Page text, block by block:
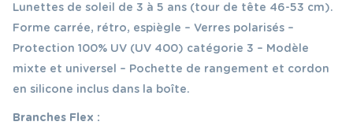
5
ans
Lunettes de soleil de 3 à 5 ans (tour de tête 46-53 cm).
Forme carrée, rétro, espiègle – Verres polarisés –
Protection 100% UV (UV 400) catégorie 3 – Modèle
mixte et universel – Pochette de rangement et cordon
en silicone inclus dans la boîte.
Branches Flex :